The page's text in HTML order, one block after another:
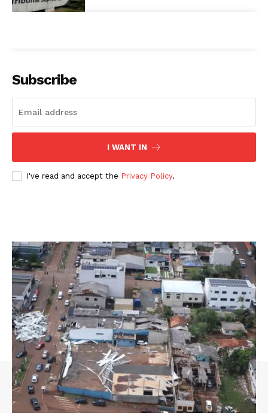
Subscribe
I WANT IN
I've read and accept the Privacy Policy.